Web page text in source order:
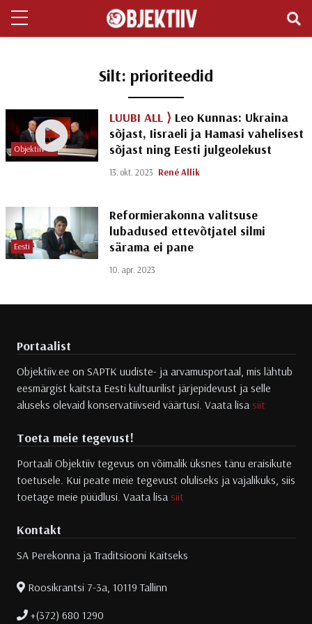
Silt: prioriteedid
Objektiiv TV
LUUBI ALL ⟩ Leo Kunnas: Ukraina
sõjast, Iisraeli ja Hamasi vahelisest
sõjast ning Eesti julgeolekust
13. okt. 2023 René Allik
Eesti
Reformierakonna valitsuse
lubadused ettevõtjatel silmi
särama ei pane
10. apr. 2023
Portaalist
Objektiiv.ee on SAPTK uudiste- ja arvamusportaal, mis lähtub
eesmärgist kaitsta Eesti kultuurilist järjepidevust ja selle
aluseks olevaid konservatiivseid väärtusi. Vaata lisa siit
Toeta meie tegevust!
Portaali Objektiiv tegevus on võimalik üksnes tänu eraisikute
toetusele. Kui peate meie tegevust oluliseks ja vajalikuks, siis
toetage meie püüdlusi. Vaata lisa siit
Kontakt
SA Perekonna ja Traditsiooni Kaitseks
Roosikrantsi 7-3a, 10119 Tallinn
+(372) 680 1290